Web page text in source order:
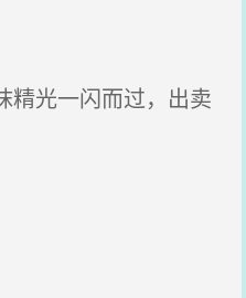
光一闪而过，出卖